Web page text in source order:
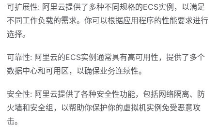
可扩展性: 阿里云提供了多种不同规格的ECS实例，以满足
不同工作负载的需求。你可以根据应用程序的性能要求进行
选择。
可靠性: 阿里云的ECS实例通常具有高可用性，提供了多个
数据中心和可用区，以确保业务连续性。
安全性: 阿里云提供了各种安全性功能，包括网络隔离、防
火墙和安全组，以帮助你保护你的虚拟机实例免受恶意攻
击。